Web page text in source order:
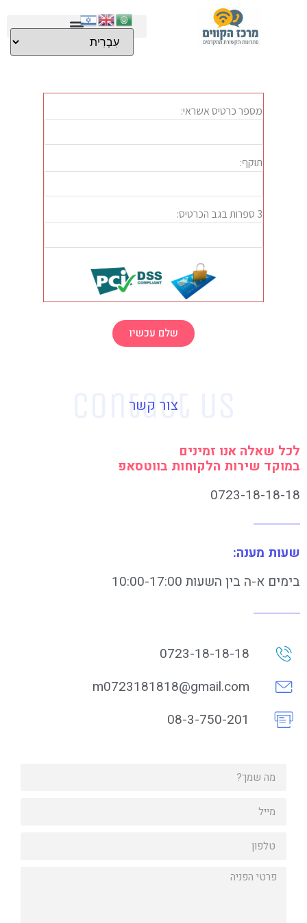
שלם עכשיו
צור קשר
לכל שאלה אנו זמינים
במוקד שירות הלקוחות בווטסאפ
0723-18-18-18
שעות מענה:
בימים א-ה בין השעות 10:00-17:00
0723-18-18-18
m0723181818@gmail.com
08-3-750-201